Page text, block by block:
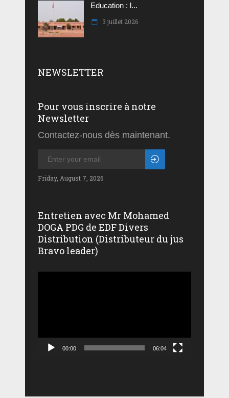
Education : l...
3 juillet 2026
NEWSLETTER
Pour vous inscrire à notre
Newsletter
Contactez-nous dès maintenant.
Friday, August 7, 2026
Entretien avec Mr Mohamed
DOGA PDG de EDF Divers
Distribution (Distributeur du jus
Bravo leader)
00:00 06:04